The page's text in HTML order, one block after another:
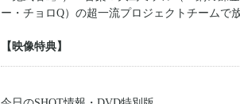
ー・チョロQ）の超一流プロジェクトチームで
【映像特典】